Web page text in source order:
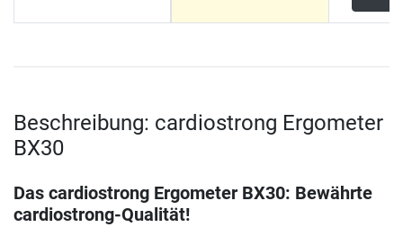
Beschreibung: cardiostrong Ergometer
BX30
Das cardiostrong Ergometer BX30: Bewährte
cardiostrong-Qualität!